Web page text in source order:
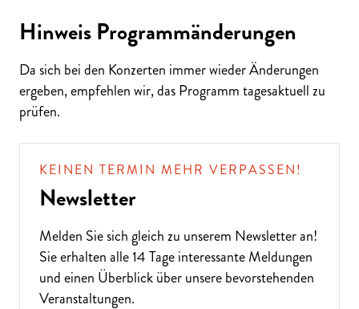
Hinweis Programmänderungen
Da sich bei den Konzerten immer wieder Änderungen
ergeben, empfehlen wir, das Programm tagesaktuell zu
prüfen.
KEINEN TERMIN MEHR VERPASSEN!
Newsletter
Melden Sie sich gleich zu unserem Newsletteran!
Sie erhalten alle 14 Tage interessante Meldungen
und einen Überblick über unsere bevorstehenden
Veranstaltungen.